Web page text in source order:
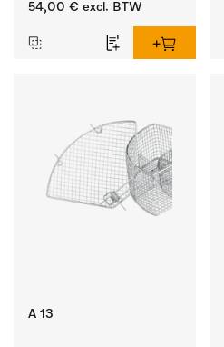
54,00 € excl. BTW
A 13